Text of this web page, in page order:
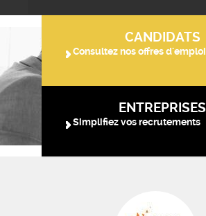
CANDIDATS
Consultez nos offres d'emploi
ENTREPRISES
Simplifiez vos recrutements